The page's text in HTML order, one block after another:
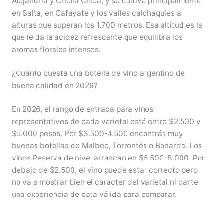
en Salta, en Cafayate y los valles calchaquíes a
alturas que superan los 1.700 metros. Esa altitud es la
que le da la acidez refrescante que equilibra los
aromas florales intensos.
¿Cuánto cuesta una botella de vino argentino de
buena calidad en 2026?
En 2026, el rango de entrada para vinos
representativos de cada varietal está entre $2.500 y
$5.000 pesos. Por $3.500-4.500 encontrás muy
buenas botellas de Malbec, Torrontés o Bonarda. Los
vinos Reserva de nivel arrancan en $5.500-8.000. Por
debajo de $2.500, el vino puede estar correcto pero
no va a mostrar bien el carácter del varietal ni darte
una experiencia de cata válida para comparar.